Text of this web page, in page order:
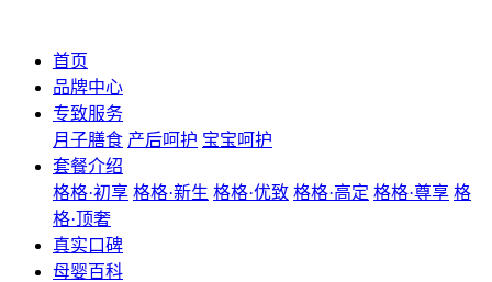
首页
品牌中心
专致服务
月子膳食 产后呵护 宝宝呵护
套餐介绍
格格·初享 格格·新生 格格·优致 格格·高定 格格·尊享 格
格·顶奢
真实口碑
母婴百科